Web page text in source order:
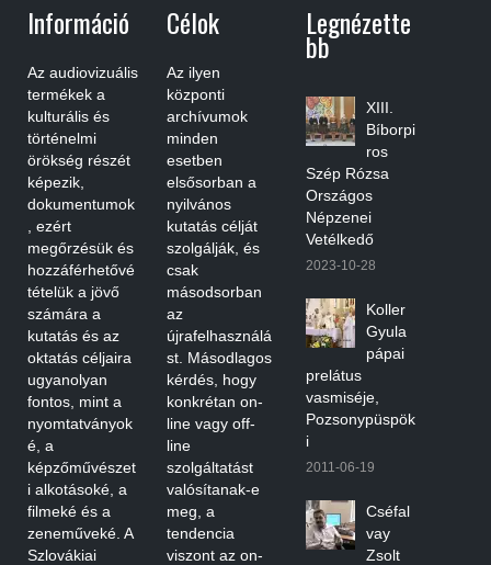
Információ
Az audiovizuális
termékek a
kulturális és
történelmi
örökség részét
képezik,
dokumentumok
, ezért
megőrzésük és
hozzáférhetővé
tételük a jövő
számára a
kutatás és az
oktatás céljaira
ugyanolyan
fontos, mint a
nyomtatványok
é, a
képzőművészet
i alkotásoké, a
filmeké és a
zeneműveké. A
Szlovákiai
Célok
Az ilyen
központi
archívumok
minden
esetben
elsősorban a
nyilvános
kutatás célját
szolgálják, és
csak
másodsorban
az
újrafelhasználá
st. Másodlagos
kérdés, hogy
konkrétan on-
line vagy off-
line
szolgáltatást
valósítanak-e
meg, a
tendencia
viszont az on-
Legnézette
Bb
XIII.
Bíborpi
ros
Szép Rózsa
Országos
Népzenei
Vetélkedő
2023-10-28
Koller
Gyula
pápai
prelátus
vasmiséje,
Pozsonypüspök
i
2011-06-19
Cséfal
vay
Zsolt